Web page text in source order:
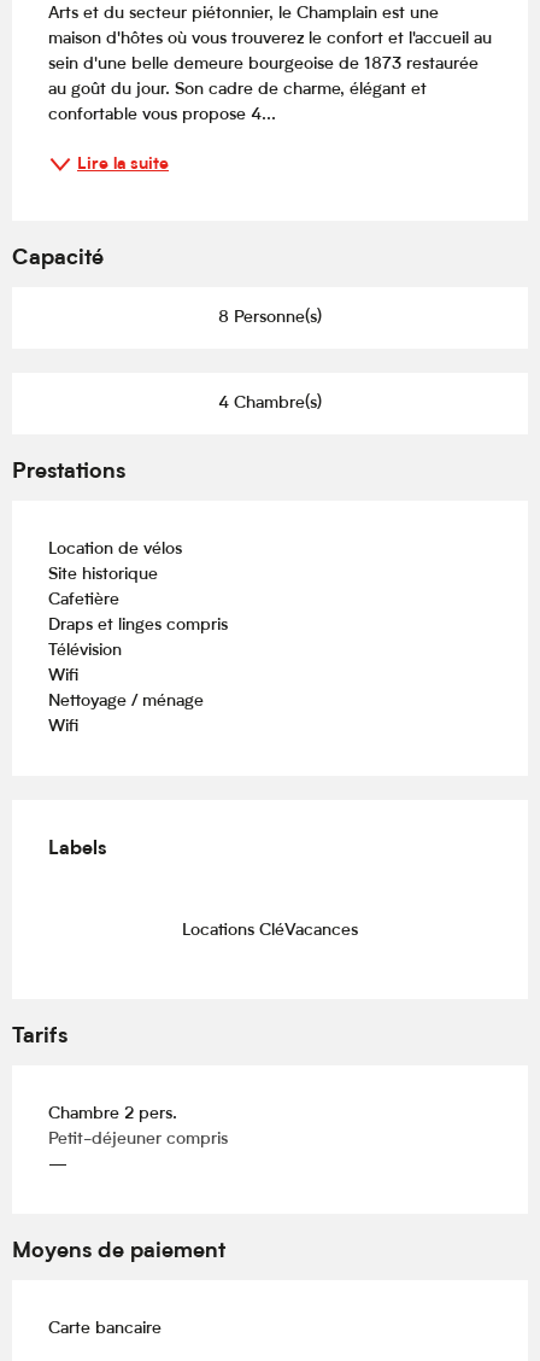
Arts et du secteur piétonnier, le Champlain est une
maison d'hôtes où vous trouverez le confort et l'accueil au
sein d'une belle demeure bourgeoise de 1873 restaurée
au goût du jour. Son cadre de charme, élégant et
confortable vous propose 4...
Lire la suite
Capacité
8 Personne(s)
4 Chambre(s)
Prestations
Location de vélos
Site historique
Cafetière
Draps et linges compris
Télévision
Wifi
Nettoyage / ménage
Wifi
Labels
Labels
Locations CléVacances
Tarifs
Chambre 2 pers.
Petit-déjeuner compris
—
Moyens de paiement
Carte bancaire